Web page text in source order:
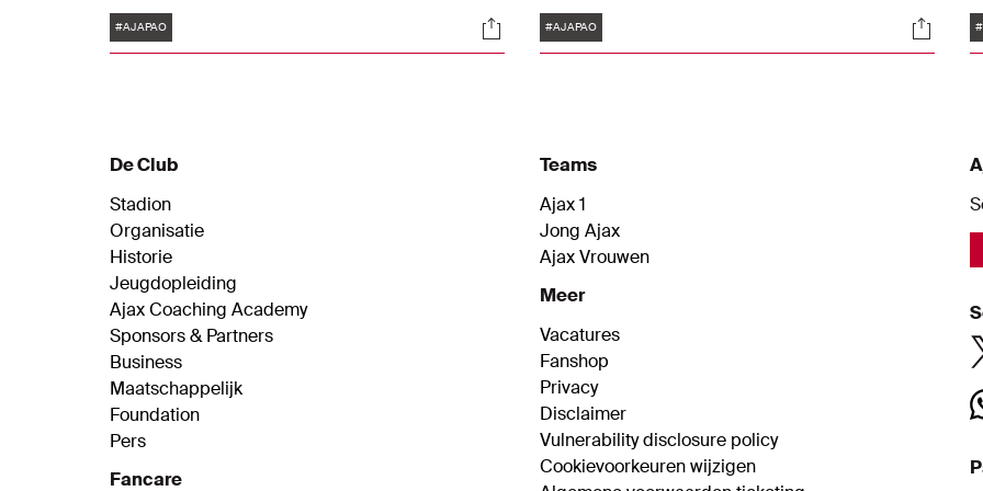
Tags
#AJAPAO Socialsserie foto’s van het derde duel in deze
voorbereiding.
Tags
#AJAPAO
De Club
Stadion
Organisatie
Historie
Jeugdopleiding
Ajax Coaching Academy
Sponsors & Partners
Business
Maatschappelijk
Foundation
Pers
Fancare
Teams
Ajax 1
Jong Ajax
Ajax Vrouwen
Meer
Vacatures
Fanshop
Privacy
Disclaimer
Vulnerability disclosure policy
Cookievoorkeuren wijzigen